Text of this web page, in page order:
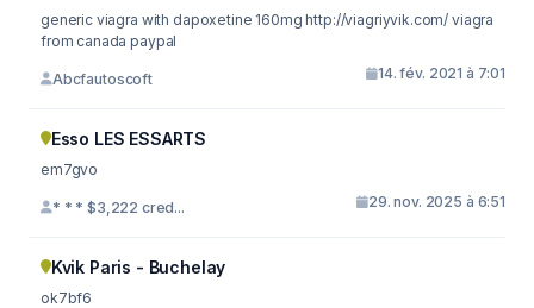
generic viagra with dapoxetine 160mg http://viagriyvik.com/ viagra
from canada paypal
Abcfautoscoft 14. fév. 2021 à 7:01
Esso LES ESSARTS
em7gvo
* * * $3,222 cred... 29. nov. 2025 à 6:51
Kvik Paris - Buchelay
ok7bf6